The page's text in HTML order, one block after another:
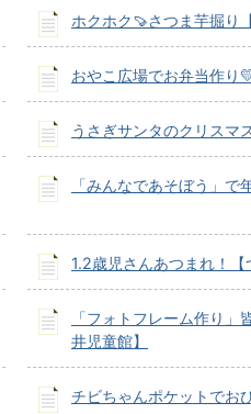
ホクホク🍠さつま芋掘り
おやこ広場でお弁当作り
うさぎサンタのクリスマ
「みんなであそぼう」で
1.2歳児さんあつまれ！
「フォトフレーム作り
井児童館】
チビちゃんポケットでお